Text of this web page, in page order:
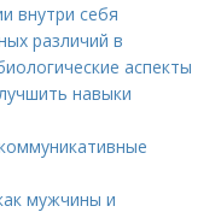
внутри себя
различий в
аспекты
навыки
мужчины и